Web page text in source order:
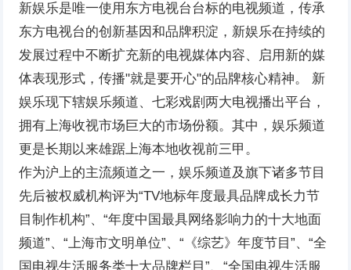
新娱乐是唯一使用东方电视台台标的电视频道，传承
东方电视台的创新基因和品牌积淀，新娱乐在持续的
发展过程中不断扩充新的电视媒体内容、启用新的媒
体表现形式，传播"就是要开心"的品牌核心精神。 新
娱乐现下辖娱乐频道、七彩戏剧两大电视播出平台，
拥有上海收视市场巨大的市场份额。其中，娱乐频道
更是长期以来雄踞上海本地收视前三甲。
作为沪上的主流频道之一，娱乐频道及旗下诸多节目
先后被权威机构评为“TV地标年度最具品牌成长力节
目制作机构”、“年度中国最具网络影响力的十大地面
频道”、“上海市文明单位”、“《综艺》年度节目”、“全
国电视生活服务类十大品牌栏目”、“全国电视生活服